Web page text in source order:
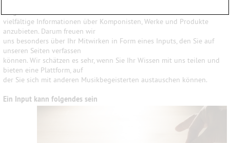
vielfältige Informationen über Komponisten, Werke und Produkte
anzubieten. Darum freuen wir
uns besonders über Ihr Mitwirken in Form eines Inputs, den Sie auf
unseren Seiten verfassen
können. Wir schätzen es sehr, wenn Sie Ihr Wissen mit uns teilen und
bieten eine Plattform, auf
der Sie sich mit anderen Musikbegeisterten austauschen können.
Ein Input kann folgendes sein